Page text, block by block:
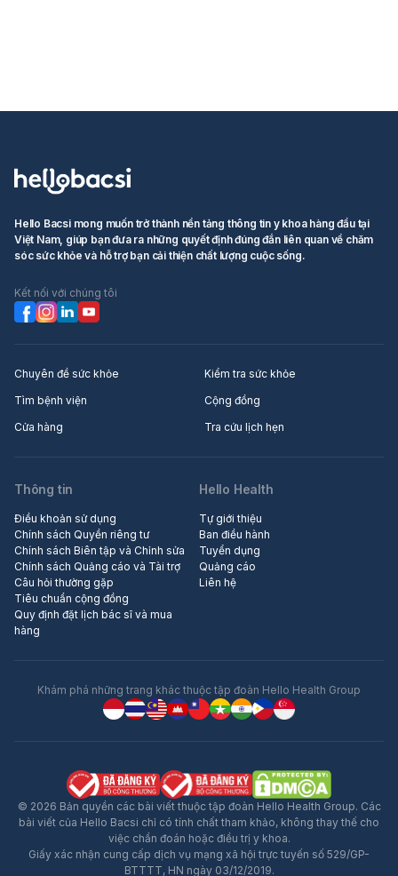
Hello Bacsi mong muốn trở thành nền tảng thông tin y khoa hàng đầu tại
Việt Nam, giúp bạn đưa ra những quyết định đúng đắn liên quan về chăm
sóc sức khỏe và hỗ trợ bạn cải thiện chất lượng cuộc sống.
Kết nối với chúng tôi
Chuyên đề sức khỏe
Kiểm tra sức khỏe
Tìm bệnh viện
Cộng đồng
Cửa hàng
Tra cứu lịch hẹn
Thông tin
Điều khoản sử dụng
Chính sách Quyền riêng tư
Chính sách Biên tập và Chỉnh sửa
Chính sách Quảng cáo và Tài trợ
Câu hỏi thường gặp
Tiêu chuẩn cộng đồng
Quy định đặt lịch bác sĩ và mua
hàng
Hello Health
Tự giới thiệu
Ban điều hành
Tuyển dụng
Quảng cáo
Liên hệ
Khám phá những trang khác thuộc tập đoàn Hello Health Group
© 2026 Bản quyền các bài viết thuộc tập đoàn Hello Health Group. Các
bài viết của Hello Bacsi chỉ có tính chất tham khảo, không thay thế cho
việc chẩn đoán hoặc điều trị y khoa.
Giấy xác nhận cung cấp dịch vụ mạng xã hội trực tuyến số 529/GP-
BTTTT, HN ngày 03/12/2019.